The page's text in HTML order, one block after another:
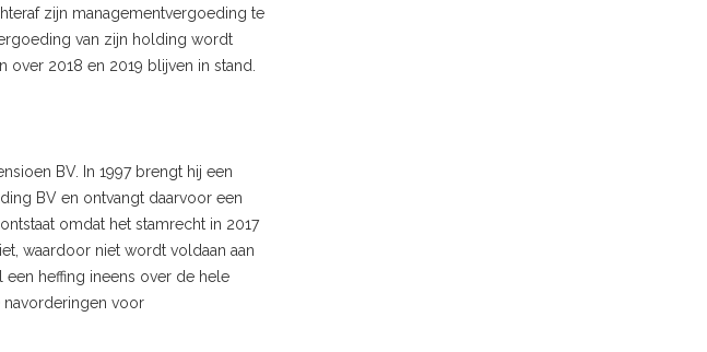
zijn managementvergoeding te
van zijn holding wordt
2018 en 2019 blijven in stand.
BV. In 1997 brengt hij een
BV en ontvangt daarvoor een
omdat het stamrecht in 2017
waardoor niet wordt voldaan aan
heffing ineens over de hele
navorderingen voor